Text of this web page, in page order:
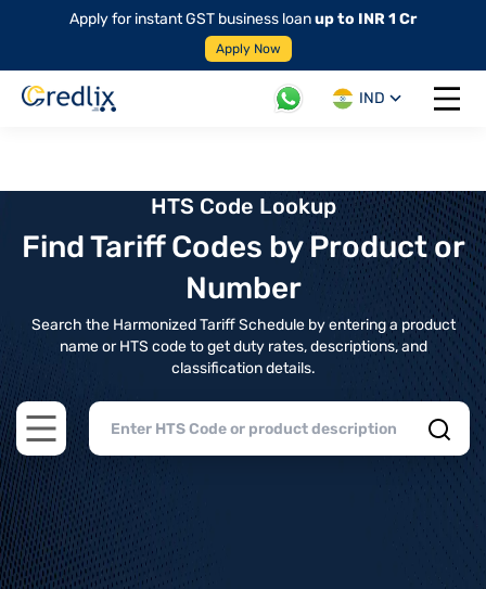
Apply for instant GST business loanup to INR 1 Cr
Apply Now
IND
Open
HTS Code Lookup
Find Tariff Codes by Product or
Number
Search the Harmonized Tariff Schedule by entering a product
name or HTS code to get duty rates, descriptions, and
classification details.
Open main menu